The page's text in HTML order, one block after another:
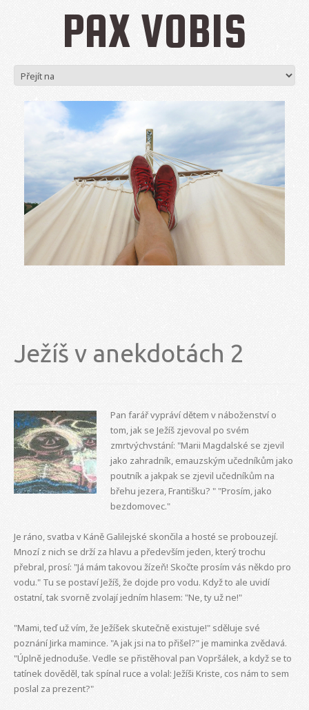
PAX VOBIS
Ježíš v anekdotách 2
Pan farář vypráví dětem v náboženství o
tom, jak se Ježíš zjevoval po svém
zmrtvýchvstání: "Marii Magdalské se zjevil
jako zahradník, emauzským učedníkům jako
poutník a jakpak se zjevil učedníkům na
břehu jezera, Františku? " "Prosím, jako
bezdomovec."
Je ráno, svatba v Káně Galilejské skončila a hosté se probouzejí.
Mnozí z nich se drží za hlavu a především jeden, který trochu
přebral, prosí: "Já mám takovou žízeň! Skočte prosím vás někdo pro
vodu." Tu se postaví Ježíš, že dojde pro vodu. Když to ale uvidí
ostatní, tak svorně zvolají jedním hlasem: "Ne, ty už ne!"
"Mami, teď už vím, že Ježíšek skutečně existuje!" sděluje své
poznání Jirka mamince. "A jak jsi na to přišel?" je maminka zvědavá.
"Úplně jednoduše. Vedle se přistěhoval pan Vopršálek, a když se to
tatínek dověděl, tak spínal ruce a volal: Ježíši Kriste, cos nám to sem
poslal za prezent?"